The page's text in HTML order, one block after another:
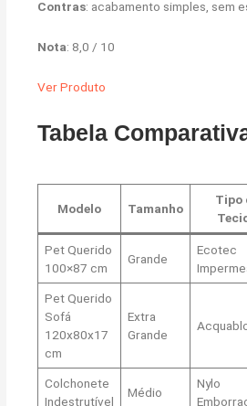
Contras: acabamento simples, sem
Nota: 8,0 / 10
Ver Produto
Tabela
Modelo Tamanho
Tipo
Pet Querido
100×87 cm
Grande
Ecotec
Pet Querido
Sofá
120x80x17
cm
Extra
Grande
Colchonete
Indestrutível
Médio
Nylo